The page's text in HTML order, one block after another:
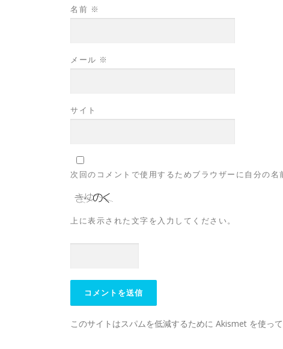
名前 ※
メール ※
サイト
次回のコメントで使用するためブラウザーに自分の名
上に表示された文字を入力してください。
このサイトはスパムを低減するために Akismet を使って